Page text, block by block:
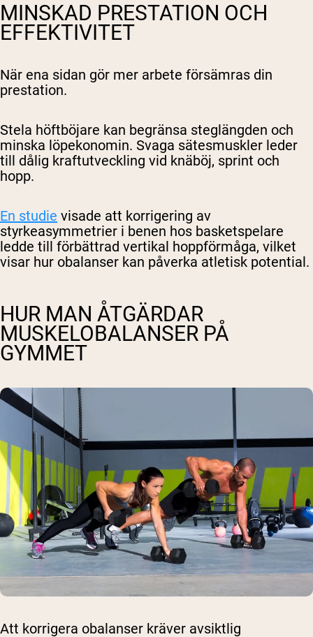
MINSKAD PRESTATION OCH
EFFEKTIVITET
När ena sidan gör mer arbete försämras din
prestation.
Stela höftböjare kan begränsa steglängden och
minska löpekonomin. Svaga sätesmuskler leder
till dålig kraftutveckling vid knäböj, sprint och
hopp.
En studie visade att korrigering av
styrkeasymmetrier i benen hos basketspelare
ledde till förbättrad vertikal hoppförmåga, vilket
visar hur obalanser kan påverka atletisk potential.
HUR MAN ÅTGÄRDAR
MUSKELOBALANSER PÅ
GYMMET
Att korrigera obalanser kräver avsiktlig
Shipping Country: Language: